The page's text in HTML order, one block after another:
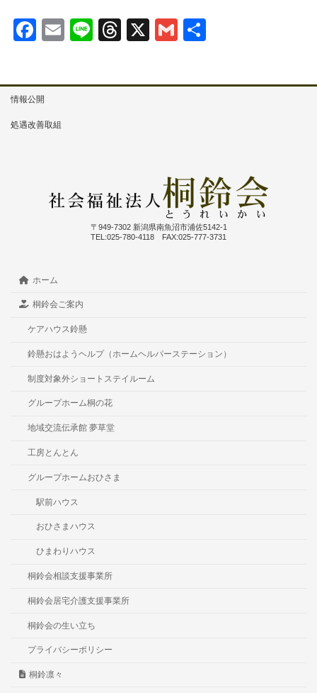
F
e
b
E
Li
T
X
G
情報公開
処遇改善取組
〒949-7302 新潟県南魚沼市浦佐5142-1
TEL:025-780-4118 FAX:025-777-3731
ホーム
桐鈴会ご案内
ケアハウス鈴懸
鈴懸おはようヘルプ（ホームヘルパーステーション）
制度対象外ショートステイルーム
グループホーム桐の花
地域交流伝承館 夢草堂
工房とんとん
グループホームおひさま
駅前ハウス
おひさまハウス
ひまわりハウス
桐鈴会相談支援事業所
桐鈴会居宅介護支援事業所
桐鈴会の生い立ち
プライバシーポリシー
桐鈴凛々